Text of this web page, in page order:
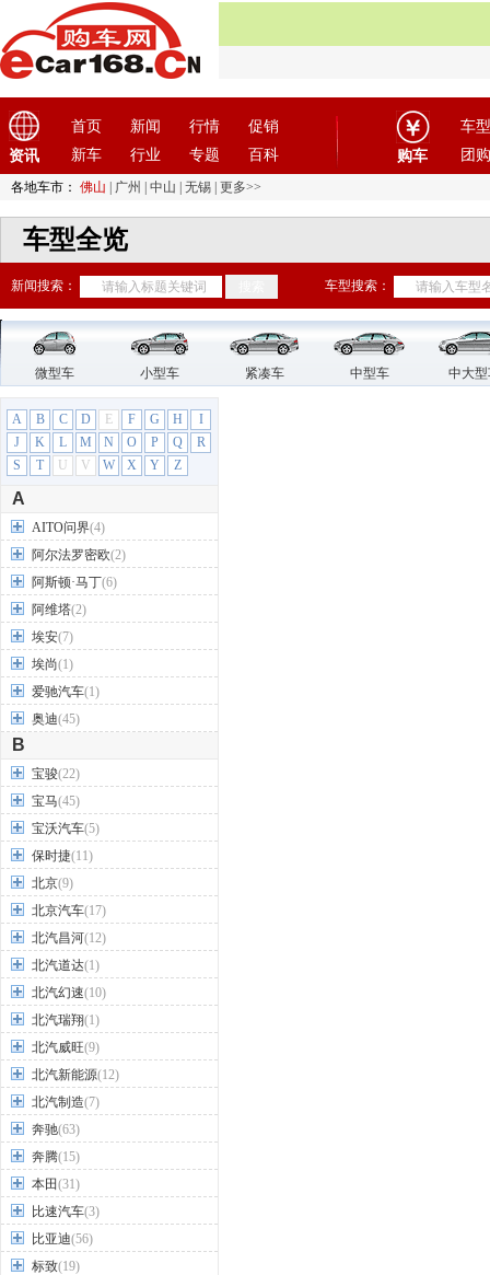
资讯
首页 新闻 行情
促销
新车
行业 专题 百科 购车
车型
团购
各地车市： 佛山 广州 中山 无锡 更多>>
车型全览
新闻搜索： 车型搜索：
微型车 小型车 紧凑车 中型车 中大
A B C D E F G H
I
J
K L M N O P Q
R
S
T U V W X Y Z
A
AITO问界(4)
阿尔法罗密欧(2)
阿斯顿·马丁(6)
阿维塔(2)
埃安(7)
埃尚(1)
爱驰汽车(1)
奥迪(45)
B
宝骏(22)
宝马(45)
宝沃汽车(5)
保时捷(11)
北京(9)
北京汽车(17)
北汽昌河(12)
北汽道达(1)
北汽幻速(10)
北汽瑞翔(1)
北汽威旺(9)
北汽新能源(12)
北汽制造(7)
奔驰(63)
奔腾(15)
本田(31)
比速汽车(3)
比亚迪(56)
标致(19)